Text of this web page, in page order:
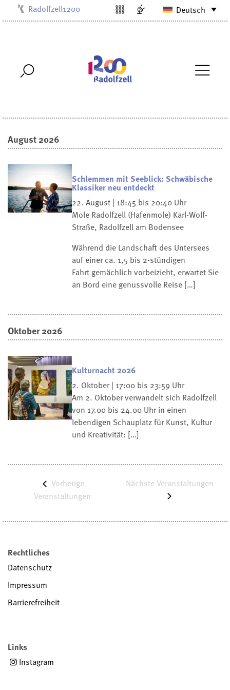
Musikschule
Stadtbibliothek
Villa Bosch
Radolfzell1200 Deutsch
August 2026
Schlemmen mit Seeblick: Schwäbische
Klassiker neu entdeckt
22. August | 18:45 bis 20:40 Uhr
Mole Radolfzell (Hafenmole) Karl-Wolf-
Straße, Radolfzell am Bodensee
Während die Landschaft des Untersees
auf einer ca. 1,5 bis 2-stündigen
Fahrt gemächlich vorbeizieht, erwartet Sie
an Bord eine genussvolle Reise […]
Oktober 2026
Kulturnacht 2026
2. Oktober | 17:00 bis 23:59 Uhr
Am 2. Oktober verwandelt sich Radolfzell
von 17.00 bis 24.00 Uhr in einen
lebendigen Schauplatz für Kunst, Kultur
und Kreativität: […]
Vorherige
Veranstaltungen
Nächste Veranstaltungen
Rechtliches
Datenschutz
Impressum
Barrierefreiheit
Links
Instagram